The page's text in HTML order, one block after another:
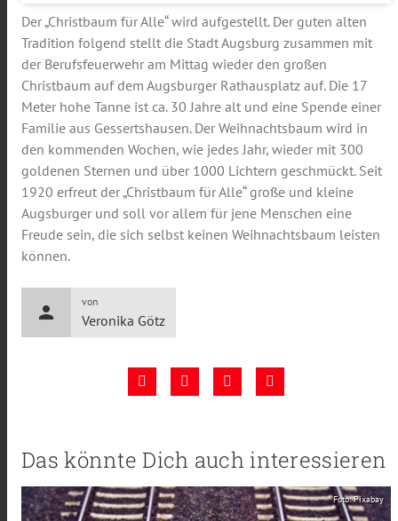
Der „Christbaum für Alle“ wird aufgestellt. Der guten alten
Tradition folgend stellt die Stadt Augsburg zusammen mit
der Berufsfeuerwehr am Mittag wieder den großen
Christbaum auf dem Augsburger Rathausplatz auf. Die 17
Meter hohe Tanne ist ca. 30 Jahre alt und eine Spende einer
Familie aus Gessertshausen. Der Weihnachtsbaum wird in
den kommenden Wochen, wie jedes Jahr, wieder mit 300
goldenen Sternen und über 1000 Lichtern geschmückt. Seit
1920 erfreut der „Christbaum für Alle“ große und kleine
Augsburger und soll vor allem für jene Menschen eine
Freude sein, die sich selbst keinen Weihnachtsbaum leisten
können.
person
von
Veronika Götz
Das könnte Dich auch interessieren
Foto: Pixabay